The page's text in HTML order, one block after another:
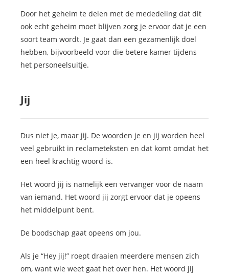
Door het geheim te delen met de mededeling dat dit
ook echt geheim moet blijven zorg je ervoor dat je een
soort team wordt. Je gaat dan een gezamenlijk doel
hebben, bijvoorbeeld voor die betere kamer tijdens
het personeelsuitje.
Jij
Dus niet je, maar jij. De woorden je en jij worden heel
veel gebruikt in reclameteksten en dat komt omdat het
een heel krachtig woord is.
Het woord jij is namelijk een vervanger voor de naam
van iemand. Het woord jij zorgt ervoor dat je opeens
het middelpunt bent.
De boodschap gaat opeens om jou.
Als je “Hey jij!” roept draaien meerdere mensen zich
om, want wie weet gaat het over hen. Het woord jij